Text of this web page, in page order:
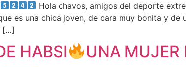
Hola chavos, amigos del deporte
es una chica joven, de cara muy bonita y
[…]
HABSI UNA MUJER